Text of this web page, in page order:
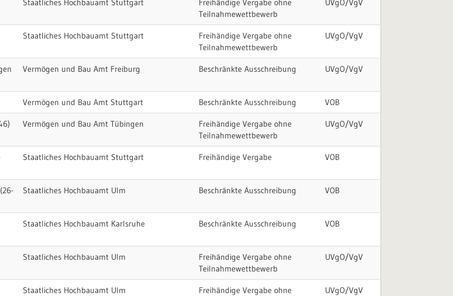
Staatliches Hochbauamt Stuttgart
Freihändige Vergabe ohne
Teilnahmewettbewerb
UVgO/VgV
Staatliches Hochbauamt Stuttgart
Freihändige Vergabe ohne
Teilnahmewettbewerb
UVgO/VgV
Vermögen und Bau Amt Freiburg Beschränkte Ausschreibung UVgO/VgV
Vermögen und Bau Amt Stuttgart Beschränkte Ausschreibung VOB
Vermögen und Bau Amt Tübingen
Freihändige Vergabe ohne
Teilnahmewettbewerb
UVgO/VgV
Staatliches Hochbauamt Stuttgart Freihändige Vergabe VOB
Staatliches Hochbauamt Ulm Beschränkte Ausschreibung VOB
Staatliches Hochbauamt Karlsruhe Beschränkte Ausschreibung VOB
Staatliches Hochbauamt Ulm
Freihändige Vergabe ohne
Teilnahmewettbewerb
UVgO/VgV
Staatliches Hochbauamt Ulm
Freihändige Vergabe ohne
UVgO/VgV